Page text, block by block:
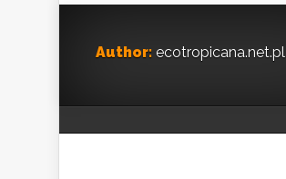
Author: ecotropicana.net.pl